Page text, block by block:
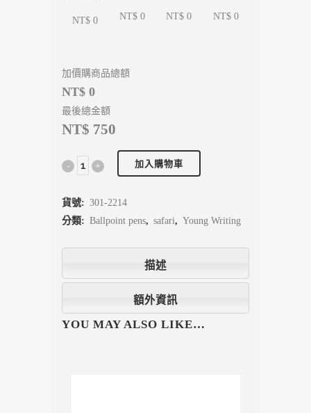
NT$ 0 NT$ 0 NT$ 0 NT$ 0
加價購商品總額
NT$ 0
最後總金額
NT$ 750
加入購物車
貨號: 301-2214
分類: Ballpoint pens, safari, Young Writing
描述
額外資訊
YOU MAY ALSO LIKE…